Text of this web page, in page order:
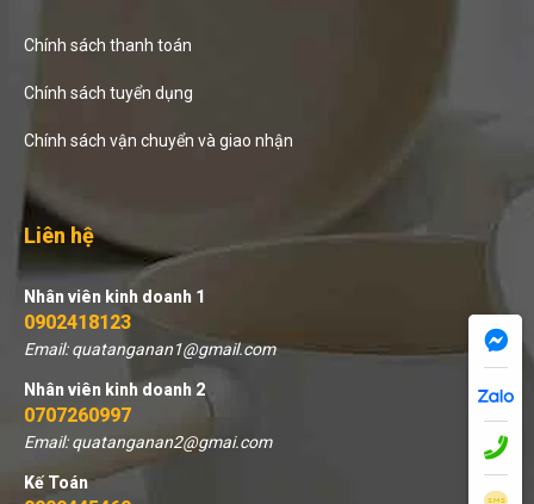
Chính sách thanh toán
Chính sách tuyển dụng
Chính sách vận chuyển và giao nhận
Liên hệ
Nhân viên kinh doanh 1
0902418123
Email: quatanganan1@gmail.com
Nhân viên kinh doanh 2
0707260997
Email: quatanganan2@gmai.com
Kế Toán